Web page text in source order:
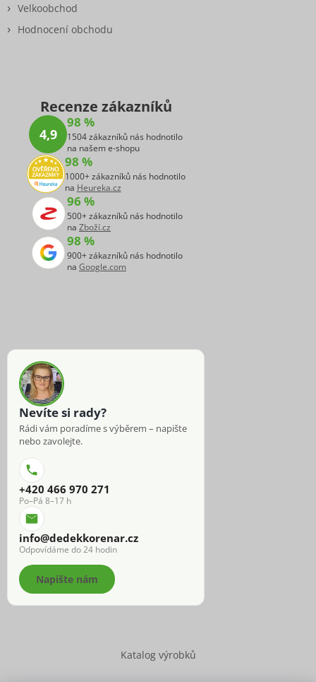
Velkoobchod
Hodnocení obchodu
Recenze zákazníků
4,9
98 %
1504 zákazníků nás hodnotilo
na našem e-shopu
98 %
1000+ zákazníků nás hodnotilo
na Heureka.cz
96 %
500+ zákazníků nás hodnotilo
na Zboží.cz
98 %
900+ zákazníků nás hodnotilo
na Google.com
Nevíte si rady?
Rádi vám poradíme s výběrem – napište
nebo zavolejte.
+420 466 970 271
Po–Pá 8–17 h
info@dedekkorenar.cz
Odpovídáme do 24 hodin
Napište nám
Katalog výrobků